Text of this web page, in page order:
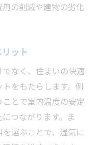
の削減や建物の劣化
ット
なく、住まいの快適
をもたらします。例
とで室内温度の安定
つながります。ま
選ぶことで、湿気に